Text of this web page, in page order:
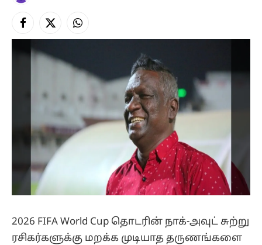
Facebook
X
(Twitter)
Instagram
2026 FIFA World Cup தொடரின் நாக்-அவுட் சுற்று
ரசிகர்களுக்கு மறக்க முடியாத தருணங்களை